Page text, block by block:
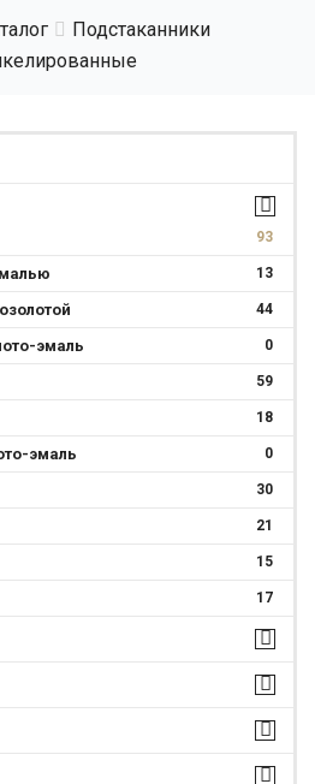
Подстаканники
93
13
44
эмаль 0
59
18
эмаль 0
30
21
15
17